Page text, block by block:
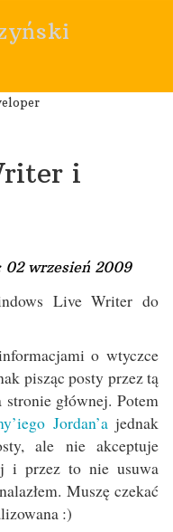
i
02 wrzesień 2009
Live Writer do
o wtyczce
pisząc posty przez tą
głównej. Potem
Jordan’ajednak
ale nie akceptuje
i przez to nie usuwa
Muszę czekać
:)